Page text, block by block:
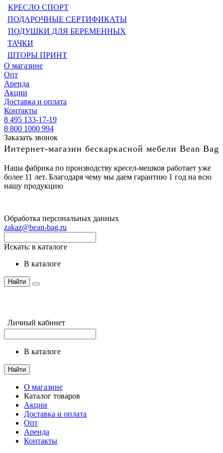
КРЕСЛО СПОРТ
ПОДАРОЧНЫЕ СЕРТИФИКАТЫ
ПОДУШКИ ДЛЯ БЕРЕМЕННЫХ
ТАЧКИ
ШТОРЫ ПРИНТ
О магазине
Опт
Аренда
Акции
Доставка и оплата
Контакты
8 495 133-17-19
8 800 1000 994
Заказать звонок
Интернет-магазин бескаркасной мебели Bean Bag
Наша фабрика по производству кресел-мешков работает уже
более 11 лет. Благодаря чему мы даем гарантию 1 год на всю
нашу продукцию
Обработка персональных данных
zakaz@bean-bag.ru
Искать: в каталоге
в каталоге
Найти
Личный кабинет
в каталоге
Найти
О магазине
Каталог товаров
Акции
Доставка и оплата
Опт
Аренда
Контакты